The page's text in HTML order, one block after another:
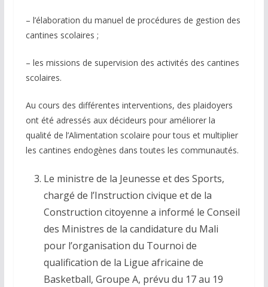
– l’élaboration du manuel de procédures de gestion des
cantines scolaires ;
– les missions de supervision des activités des cantines
scolaires.
Au cours des différentes interventions, des plaidoyers
ont été adressés aux décideurs pour améliorer la
qualité de l’Alimentation scolaire pour tous et multiplier
les cantines endogènes dans toutes les communautés.
Le ministre de la Jeunesse et des Sports,
chargé de l’Instruction civique et de la
Construction citoyenne a informé le Conseil
des Ministres de la candidature du Mali
pour l’organisation du Tournoi de
qualification de la Ligue africaine de
Basketball, Groupe A, prévu du 17 au 19